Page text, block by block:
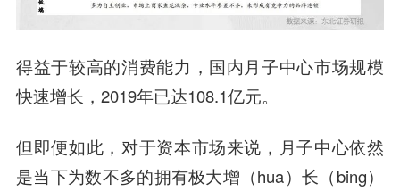
得益于较高的消费能力，国内月子中心市场规模
快速增长，2019年已达108.1亿元。
但即便如此，对于资本市场来说，月子中心依然
是当下为数不多的拥有极大增（hua）长（bing）